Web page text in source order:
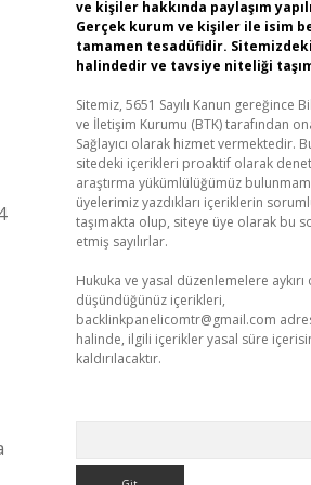
ve kişiler hakkında paylaşım
Gerçek kurum ve kişiler ile isim
tamamen tesadüfidir.
halindedir ve tavsiye niteliği
Sitemiz, 5651 Sayılı Kanun gereğince
ve İletişim Kurumu (BTK) tarafından
Sağlayıcı olarak hizmet vermektedir.
sitedeki içerikleri proaktif olarak
araştırma yükümlülüğümüz
üyelerimiz yazdıkları içeriklerin
taşımakta olup, siteye üye olarak bu
etmiş sayılırlar.
Hukuka ve yasal düzenlemelere
düşündüğünüz içerikleri,
backlinkpanelicomtr@gmail.com
halinde, ilgili içerikler yasal süre
kaldırılacaktır.